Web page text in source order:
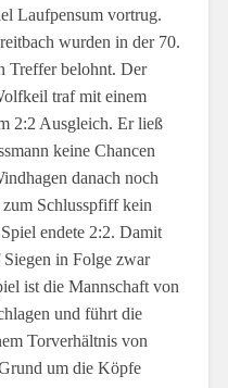
Laufpensum vortrug.
wurden in der 70.
Treffer belohnt. Der
traf mit einem
2:2 Ausgleich. Er ließ
keine Chancen
danach noch
Schlusspfiff kein
endete 2:2. Damit
in Folge zwar
ist die Mannschaft von
und führt die
Torverhältnis von
um die Köpfe